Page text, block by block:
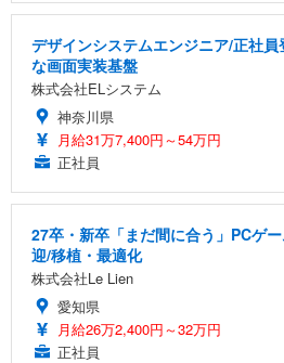
デザインシステムエンジニア/正社
な画面実装基盤
株式会社ELシステム
神奈川県
月給31万7,400円～54万円
正社員
27卒・新卒「まだ間に合う」PCゲ
迎/移植・最適化
株式会社Le Lien
愛知県
月給26万2,400円～32万円
正社員